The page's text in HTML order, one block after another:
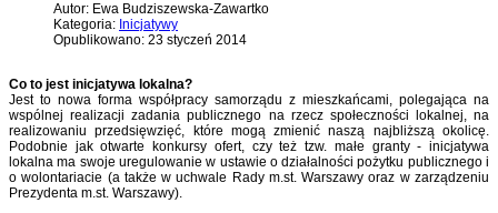
Autor: Ewa Budziszewska-Zawartko
Kategoria: Inicjatywy
Opublikowano: 23 styczeń 2014
Co to jest inicjatywa lokalna?
Jest to nowa forma współpracy samorządu z mieszkańcami, polegająca na
wspólnej realizacji zadania publicznego na rzecz społeczności lokalnej, na
realizowaniu przedsięwzięć, które mogą zmienić naszą najbliższą okolicę.
Podobnie jak otwarte konkursy ofert, czy też tzw. małe granty - inicjatywa
lokalna ma swoje uregulowanie w ustawie o działalności pożytku publicznego i
o wolontariacie (a także w uchwale Rady m.st. Warszawy oraz w zarządzeniu
Prezydenta m.st. Warszawy).